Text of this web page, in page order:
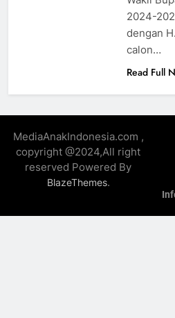
2024-
dengan
calon…
Read Full
MediaAnakIndonesia.com ,
copyright @2024,All right
reserved Powered By
BlazeThemes.